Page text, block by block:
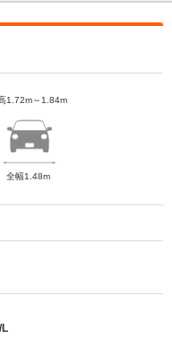
1.72m～1.84m
全幅1.48m
L